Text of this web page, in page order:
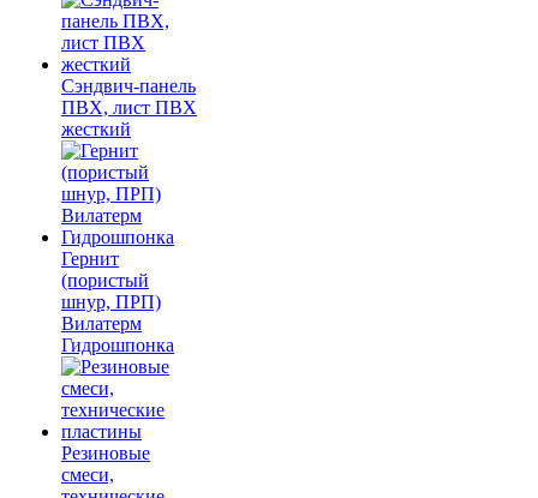
Сэндвич-панель
ПВХ, лист ПВХ
жесткий
Гернит
(пористый
шнур, ПРП)
Вилатерм
Гидрошпонка
Резиновые
смеси,